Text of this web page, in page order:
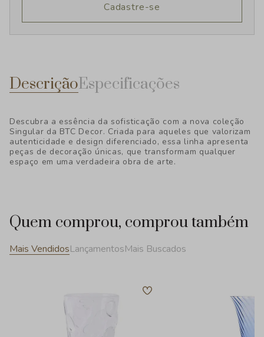
Cadastre-se
DescriçãoEspecificações
Descubra a essência da sofisticação com a nova coleção
Singular da BTC Decor. Criada para aqueles que valorizam
autenticidade e design diferenciado, essa linha apresenta
peças de decoração únicas, que transformam qualquer
espaço em uma verdadeira obra de arte.
Quem comprou, comprou também
Mais VendidosLançamentosMais Buscados